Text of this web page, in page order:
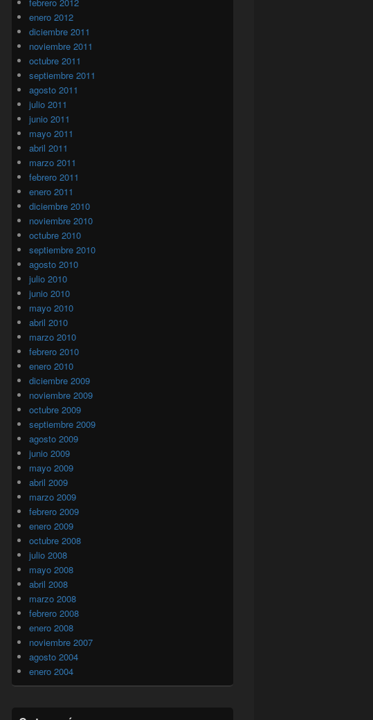
enero 2012
diciembre 2011
noviembre 2011
octubre 2011
septiembre 2011
agosto 2011
julio 2011
junio 2011
mayo 2011
abril 2011
marzo 2011
febrero 2011
enero 2011
diciembre 2010
noviembre 2010
octubre 2010
septiembre 2010
agosto 2010
julio 2010
junio 2010
mayo 2010
abril 2010
marzo 2010
febrero 2010
enero 2010
diciembre 2009
noviembre 2009
octubre 2009
septiembre 2009
agosto 2009
junio 2009
mayo 2009
abril 2009
marzo 2009
febrero 2009
enero 2009
octubre 2008
julio 2008
mayo 2008
abril 2008
marzo 2008
febrero 2008
enero 2008
noviembre 2007
agosto 2004
enero 2004